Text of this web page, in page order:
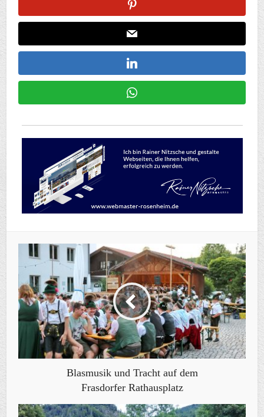
Blasmusik und Tracht auf dem
Frasdorfer Rathausplatz